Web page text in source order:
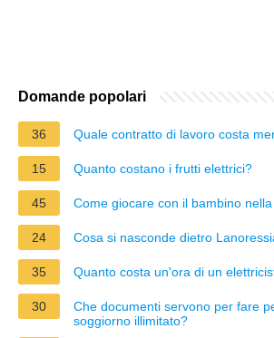
Domande popolari
36 Quale contratto di lavoro costa
15 Quanto costano i frutti elettrici?
45 Come giocare con il bambino
24 Cosa si nasconde dietro
35 Quanto costa un'ora di un
30
Che documenti servono per fare
soggiorno illimitato?